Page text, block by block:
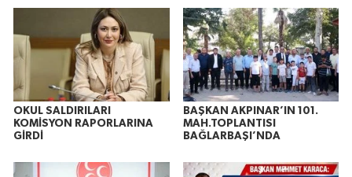
OKUL SALDIRILARI
KOMİSYON RAPORLARINA
GİRDİ
BAŞKAN AKPINAR’IN 101.
MAH.TOPLANTISI
BAĞLARBAŞI’NDA